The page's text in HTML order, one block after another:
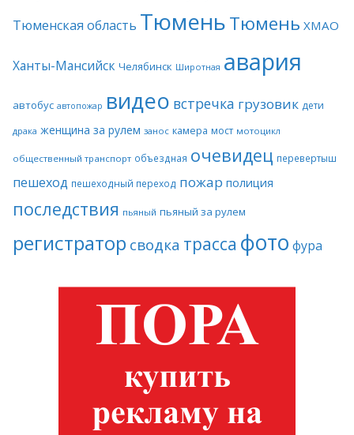
Тюменская область ТюменьТюмень ХМАО
Ханты-Мансийск Челябинск Широтная авария
автобус автопожар видео встречка грузовик дети
драка женщина за рулем занос камера мост мотоцикл
общественный транспорт объездная очевидец перевертыш
пешеход пешеходный переход пожар полиция
последствия пьяный пьяный за рулем
регистратор сводка трасса фото фура